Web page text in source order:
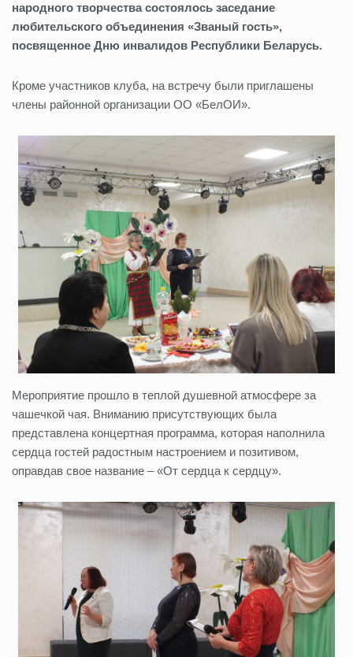
народного творчества состоялось заседание
любительского объединения «Званый гость»,
посвященное Дню инвалидов Республики Беларусь.
Кроме участников клуба, на встречу были приглашены
члены районной организации ОО «БелОИ».
Мероприятие прошло в теплой душевной атмосфере за
чашечкой чая. Вниманию присутствующих была
представлена концертная программа, которая наполнила
сердца гостей радостным настроением и позитивом,
оправдав свое название – «От сердца к сердцу».